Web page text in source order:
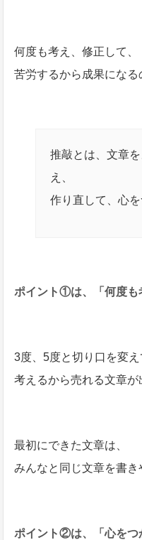
何度も考え、修正して、
苦労するから成果になる
推敲とは、文章
え、
作り直して、心
ポイント①は、「何度も
3度、5度と切り口を変え
考えるから売れる文章が
最初にできた文章は、
みんなと同じ文章を書き
ポイント②は、「心をつ